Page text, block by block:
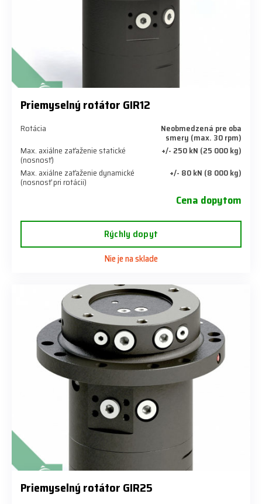
Priemyselný rotátor GIR12
Rotácia Neobmedzená pre oba
smery (max. 30 rpm)
Max. axiálne zaťaženie statické
(nosnosť)
+/- 250 kN (25 000 kg)
Max. axiálne zaťaženie dynamické
(nosnosť pri rotácii)
+/- 80 kN (8 000 kg)
Cena dopytom
Rýchly dopyt
Nie je na sklade
Priemyselný rotátor GIR25